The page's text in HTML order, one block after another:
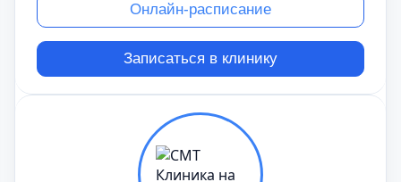
Онлайн-расписание
Записаться в клинику